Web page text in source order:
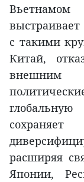
с такими
Китай,
внешним
расширяя
Японии,